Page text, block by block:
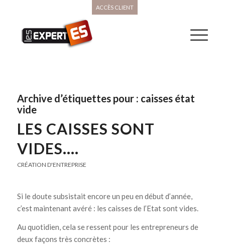
ACCÈS CLIENT
Archive d’étiquettes pour : caisses état
vide
LES CAISSES SONT
VIDES….
CRÉATION D'ENTREPRISE
Si le doute subsistait encore un peu en début d’année,
c’est maintenant avéré : les caisses de l’Etat sont vides.
Au quotidien, cela se ressent pour les entrepreneurs de
deux façons très concrètes :